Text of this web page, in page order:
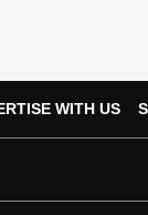
WITH US